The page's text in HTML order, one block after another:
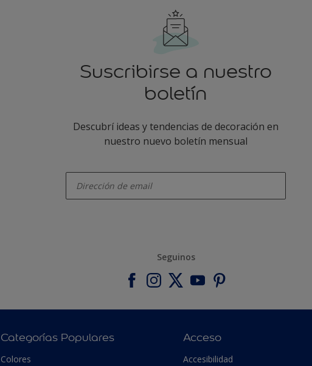
Suscribirse a nuestro
boletín
Descubrí ideas y tendencias de decoración en
nuestro nuevo boletín mensual
Seguinos
Categorías Populares
Colores
Acceso
Accesibilidad